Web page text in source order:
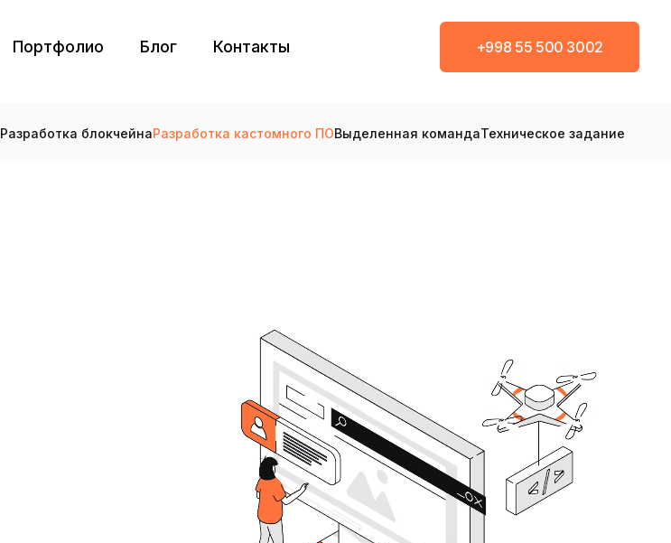
+998 55 500 3002
Портфолио Блог Контакты
Разработка блокчейнаРазработка кастомного ПОВыделенная командаТехническое задание